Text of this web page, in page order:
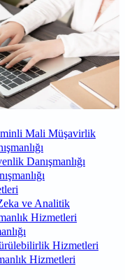
Mali Müşavirlik
Danışmanlığı
ve Analitik
Hizmetleri
Hizmetleri
Hizmetleri